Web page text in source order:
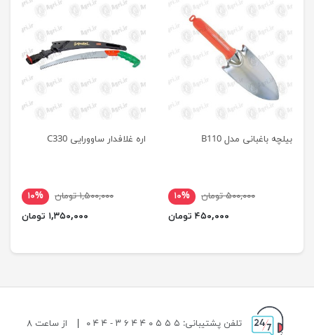
بیلچه باغبانی مدل B110
۵۰۰,۰۰۰ تومان
۱۰%
۴۵۰,۰۰۰ تومان
اره غلافدار ساوورایی C330
۱,۵۰۰,۰۰۰ تومان
۱۰%
۱,۳۵۰,۰۰۰ تومان
تلفن پشتیبانی: ۵ ۵ ۵ ۰ ۴ ۴ ۶ ۳ - ۴ ۴ ۰ | از ساعت ۸